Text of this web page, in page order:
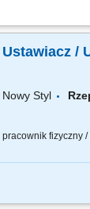
Samodzielna
Ustawiacz /
Nowy Styl
pracownik fizyczny
Twój zakres